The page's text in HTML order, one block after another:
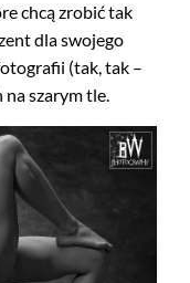
chcą zrobić tak
dla swojego
(tak, tak –
na szarym tle.